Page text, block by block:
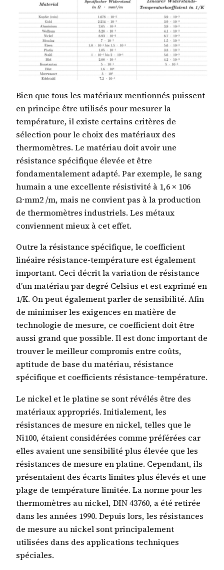
Bien que tous les matériaux mentionnés puissent
en principe être utilisés pour mesurer la
température, il existe certains critères de
sélection pour le choix des matériaux des
thermomètres. Le matériau doit avoir une
résistance spécifique élevée et être
fondamentalement adapté. Par exemple, le sang
humain a une excellente résistivité à 1,6 × 106
Ω⋅mm2 /m, mais ne convient pas à la production
de thermomètres industriels. Les métaux
conviennent mieux à cet effet.
Outre la résistance spécifique, le coefficient
linéaire résistance-température est également
important. Ceci décrit la variation de résistance
d’un matériau par degré Celsius et est exprimé en
1/K. On peut également parler de sensibilité. Afin
de minimiser les exigences en matière de
technologie de mesure, ce coefficient doit être
aussi grand que possible. Il est donc important de
trouver le meilleur compromis entre coûts,
aptitude de base du matériau, résistance
spécifique et coefficients résistance-température.
Le nickel et le platine se sont révélés être des
matériaux appropriés. Initialement, les
résistances de mesure en nickel, telles que le
Ni100, étaient considérées comme préférées car
elles avaient une sensibilité plus élevée que les
résistances de mesure en platine. Cependant, ils
présentaient des écarts limites plus élevés et une
plage de température limitée. La norme pour les
thermomètres au nickel, DIN 43760, a été retirée
dans les années 1990. Depuis lors, les résistances
de mesure au nickel sont principalement
utilisées dans des applications techniques
spéciales.